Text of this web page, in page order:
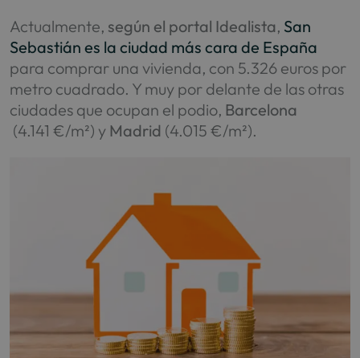
Actualmente, según el portal Idealista, San
Sebastián es la ciudad más cara de España
para comprar una vivienda, con 5.326 euros por
metro cuadrado. Y muy por delante de las otras
ciudades que ocupan el podio, Barcelona
(4.141 €/m²) y Madrid (4.015 €/m²).